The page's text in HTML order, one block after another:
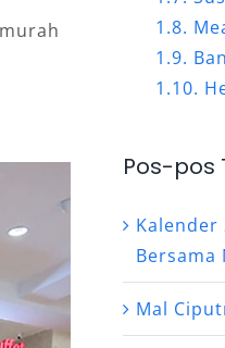
Pos-pos
Kalender
Bersama
Mal